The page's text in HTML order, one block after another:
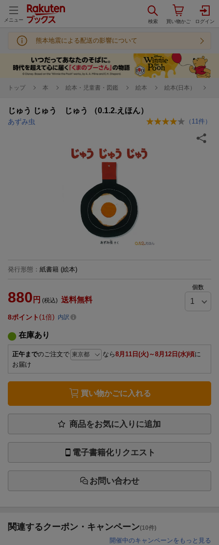
メニュー
熊本地震による配送の影響について
トップ 本 絵本・児童書・図鑑 絵本 絵本(日本）
じゅう じゅう じゅう （0.1.2.えほん）
あずみ虫 （ 11 件）
発行形態 ： 紙書籍 (絵本)
880 円 (税込) 送料無料
個数
8ポイント 1倍 内訳
在庫あり
正午までのご注文で なら8月11日(火)～8月12日(水)頃に
お届け
買い物かごに入れる
商品をお気に入りに追加
電子書籍化リクエスト
お問い合わせ
関連するクーポン・キャンペーン(10件)
開催中のキャンペーンをもっと見る